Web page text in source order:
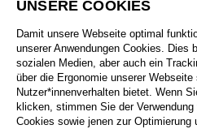
UNSERE COOKIES
Damit unsere Webseite optimal
unserer Anwendungen Cookies. Dies
sozialen Medien, aber auch ein
über die Ergonomie unserer Webseite
Nutzer*innenverhalten bietet. Wenn
klicken, stimmen Sie der
Cookies sowie jenen zur Optimierung